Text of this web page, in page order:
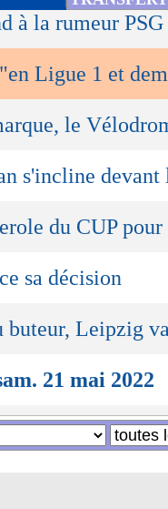
à la rumeur PSG
Ligue 1 et
le
s'incline
du CUP pour
sa décision
buteur, Leipzig
21 mai 2022
20 mai 2022